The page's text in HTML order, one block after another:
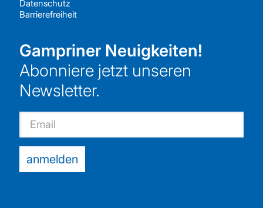
Datenschutz
Barrierefreiheit
Gampriner Neuigkeiten!
Abonniere jetzt unseren
Newsletter.
Email
anmelden